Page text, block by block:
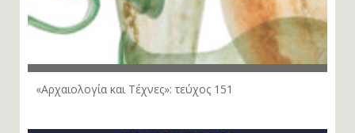
«Αρχαιολογία και Τέχνες»: τεύχος 151